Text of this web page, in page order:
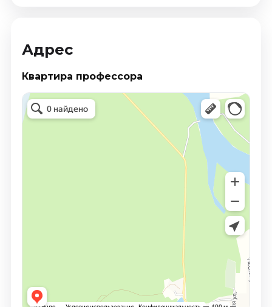
Адрес
Квартира профессора